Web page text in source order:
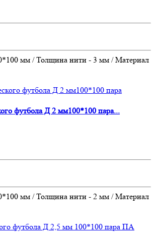
мм / Толщина нити - 3 мм / Материал
футбола Д 2 мм100*100 пара...
мм / Толщина нити - 2 мм / Материал